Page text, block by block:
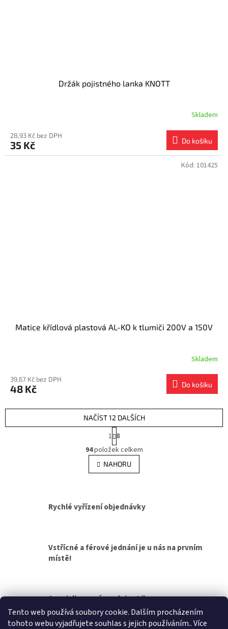
Tento web používá soubory cookie. Dalším procházením
tohoto webu vyjadřujete souhlas s jejich používáním.. Více
Držák pojistného lanka KNOTT
Skladem
28,93 Kč bez DPH
35 Kč Do košíku
Matice křídlová plastová AL-KO k tlumiči 200V a 150V
Skladem
39,67 Kč bez DPH
48 Kč Do košíku
Kód: 101425
O
v
l
á
c
í
k
p
i
s
u
NAČÍST 12 DALŠÍCH
t
r
á
n
k
n
1 8
94položek celkem
NAHORU
Rychlé vyřízení objednávky
Vstřícné a férové jednání je u nás na prvním
místě!
Specializovaná prodejna Liberec